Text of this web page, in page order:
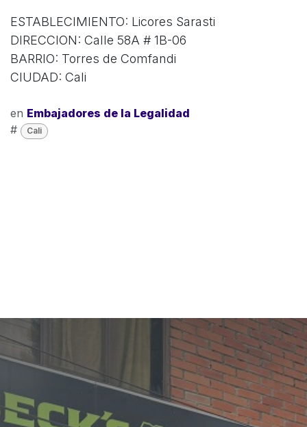
ESTABLECIMIENTO: Licores Sarasti
DIRECCION: Calle 58A # 1B-06
BARRIO: Torres de Comfandi
CIUDAD: Cali
en Embajadores de la Legalidad
#
Cali